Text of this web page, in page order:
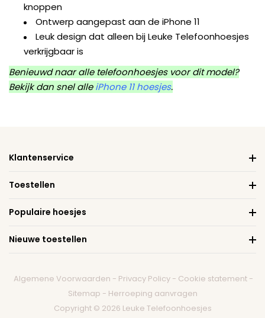
knoppen
Ontwerp aangepast aan de iPhone 11
Leuk design dat alleen bij Leuke Telefoonhoesjes
verkrijgbaar is
Benieuwd naar alle telefoonhoesjes voor dit model?
Bekijk dan snel alleiPhone 11 hoesjes.
Klantenservice
Toestellen
Populaire hoesjes
Nieuwe toestellen
Algemene Voorwaarden - Privacy Policy - Cookie statement -
Sitemap - Herroeping aanvragen
Copyright © 2026 Leuke Telefoonhoesjes